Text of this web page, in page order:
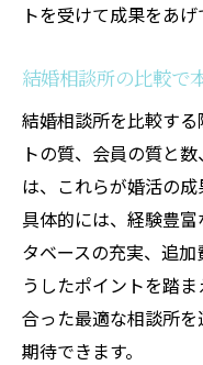
トを受けて成果をあ
結婚相談所の比較で
結婚相談所を比較す
トの質、会員の質と
は、これらが婚活の成
具体的には、経験豊
タベースの充実、追
うしたポイントを踏
合った最適な相談所
期待できます。